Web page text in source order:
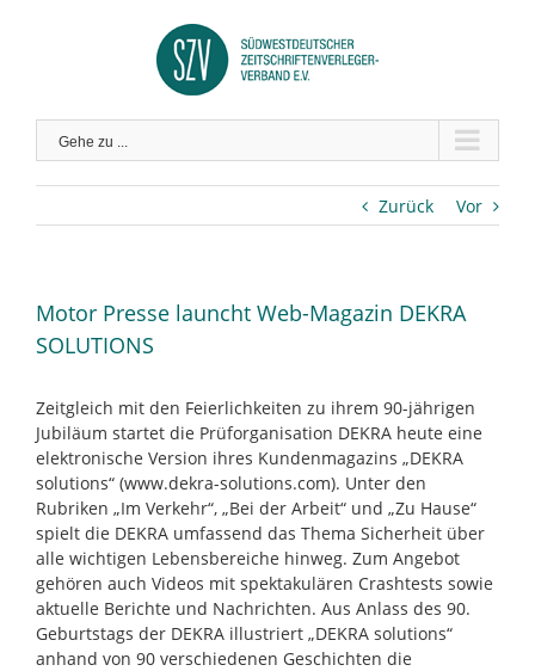
Gehe zu ...
Zurück Vor
Motor Presse launcht Web-Magazin DEKRA
SOLUTIONS
Zeitgleich mit den Feierlichkeiten zu ihrem 90-jährigen
Jubiläum startet die Prüforganisation DEKRA heute eine
elektronische Version ihres Kundenmagazins „DEKRA
solutions“ (www.dekra-solutions.com). Unter den
Rubriken „Im Verkehr“, „Bei der Arbeit“ und „Zu Hause“
spielt die DEKRA umfassend das Thema Sicherheit über
alle wichtigen Lebensbereiche hinweg. Zum Angebot
gehören auch Videos mit spektakulären Crashtests sowie
aktuelle Berichte und Nachrichten. Aus Anlass des 90.
Geburtstags der DEKRA illustriert „DEKRA solutions“
anhand von 90 verschiedenen Geschichten die